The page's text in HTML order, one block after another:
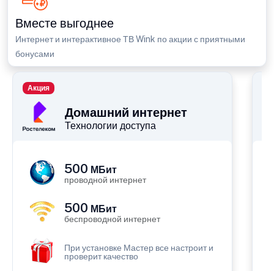
Вместе выгоднее
Интернет и интерактивное ТВ Wink по акции с приятными
бонусами
Домашний интернет
Технологии доступа
Акция
500 МБит
проводной интернет
500 МБит
беспроводной интернет
При установке Мастер все настроит и
проверит качество